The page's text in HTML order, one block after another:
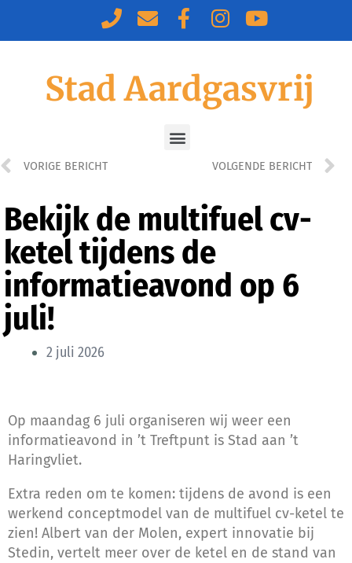
Stad Aardgasvrij
VORIGE BERICHT VOLGENDE BERICHT
Bekijk de multifuel cv-
ketel tijdens de
informatieavond op 6
juli!
2 juli 2026
Op maandag 6 juli organiseren wij weer een
informatieavond in ’t Treftpunt is Stad aan ’t
Haringvliet.
Extra reden om te komen: tijdens de avond is een
werkend conceptmodel van de multifuel cv-ketel te
zien! Albert van der Molen, expert innovatie bij
Stedin, vertelt meer over de ketel en de stand van